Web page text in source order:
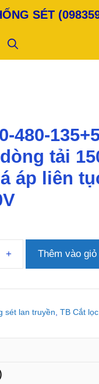
SÉT
480-
tải
áp liên
SF31500-
135+50-
dòng
1500A,
+ Thêm vào giỏ
sét lan truyền TB Cắt